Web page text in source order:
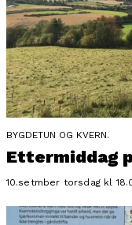
BYGDETUN OG KVERN.
Ettermiddag
10.setmber torsdag kl